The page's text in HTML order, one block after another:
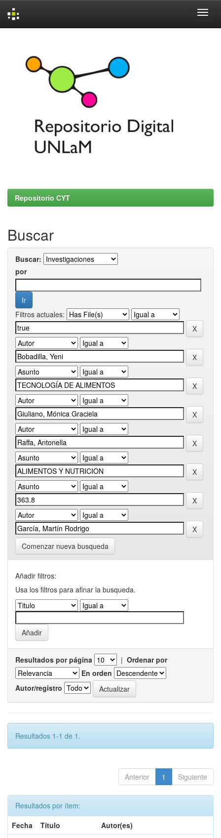
Repositorio CYT
Buscar
Buscar:
por
Filtros actuales:
Comenzar nueva busqueda
Añadir filtros:
Usa los filtros para afinar la busqueda.
Resultados por página | Ordenar por
En orden
Autor/registro
Resultados 1-1 de 1.
Anterior 1 Siguiente
Resultados por ítem:
Fecha
Título
Autor(es)